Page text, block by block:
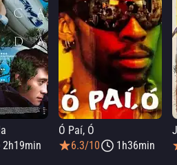
2h19min
Ó Paí, Ó
6.3/10
1h36min